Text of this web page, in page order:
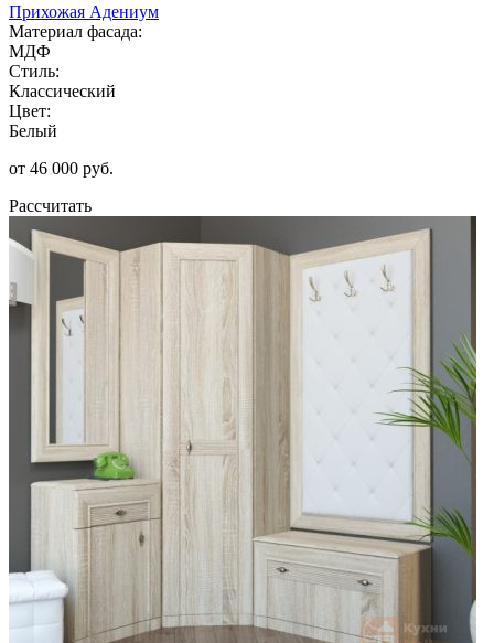
Прихожая Адениум
Материал фасада:
МДФ
Стиль:
Классический
Цвет:
Белый
от 46 000 руб.
Рассчитать